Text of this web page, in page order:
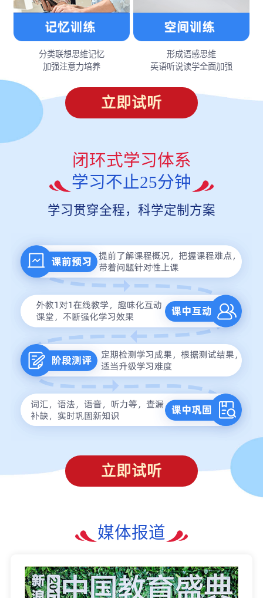
分类联想思维记忆
加强注意力培养
形成语感思维
英语听说读学全面加强
立即试听
闭环式学习体系
学习不止25分钟
学习贯穿全程，科学定制方案
立即试听
媒体报道